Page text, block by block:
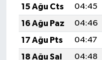
15 Ağu Cts
04:45
16 Ağu Paz
04:46
17 Ağu Pts
04:47
18 Ağu Sal
04:48